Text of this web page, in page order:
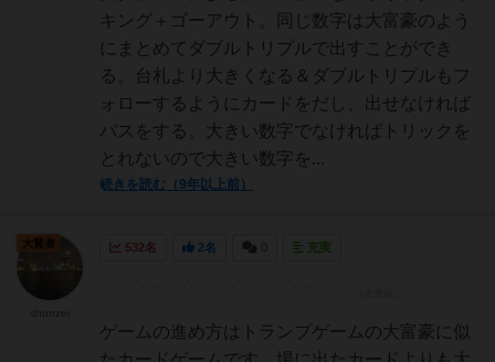
キング＋ゴーアウト。同じ数字は大富豪のよう
にまとめてダブルトリプルで出すことができ
る。台札より大きくなる＆ダブルトリプルもフ
ォローするようにカードをだし、出せなければ
パスをする。大きい数字でなければトリックを
とれないので大きい数字を...
続きを読む（9年以上前）
532名 2名 充実
ゲームの進め方はトランプゲームの大富豪に似
大賢者